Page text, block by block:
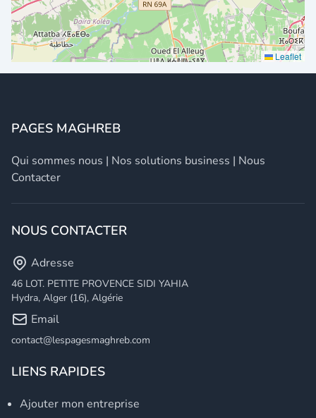
Leaflet
PAGES MAGHREB
Qui sommes nous | Nos solutions business | Nous
Contacter
NOUS CONTACTER
Adresse
46 LOT. PETITE PROVENCE SIDI YAHIA
Hydra, Alger (16), Algérie
Email
contact@lespagesmaghreb.com
LIENS RAPIDES
Ajouter mon entreprise